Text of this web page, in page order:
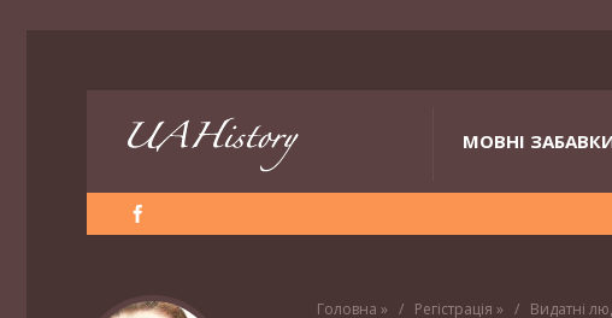
МОВНІ
Головна » Регістрація » Видатні